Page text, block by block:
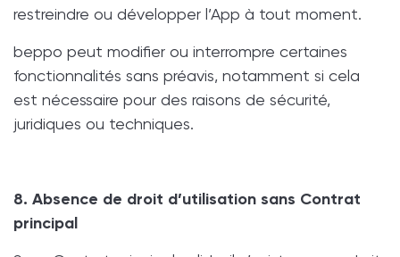
restreindre ou développer l’App à tout moment.
beppo peut modifier ou interrompre certaines
fonctionnalités sans préavis, notamment si cela
est nécessaire pour des raisons de sécurité,
juridiques ou techniques.
8. Absence de droit d’utilisation sans Contrat
principal